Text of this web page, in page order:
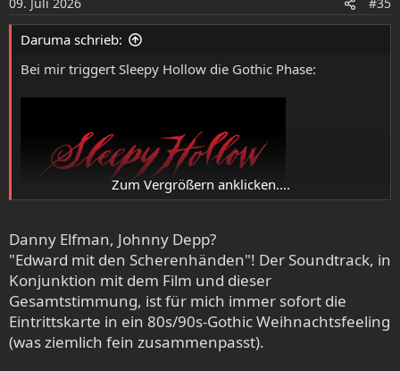
Vom Titelsong von Limahl habe ich erst als Erwachsener
gehört, der in der deutschen Version gar nicht vorkommt.
Ergo habe ich zu dem keinerlei emotionale Bindung.
Netter Popsong, mehr nicht.
Dass die amerikanische Version einen komplett andere
später erfahren. Die lässt mich ganz kalt.
Beim bekannten "Original" aus der Kindheit hingegen
bekomme ich schonmal feuchte Augen und kann mich
ganz mit Bastian identifizieren.
n
e
nDaruma schrieb:
Bei mir triggert Sleepy Hollow die Gothic Phase:
Zum Vergrößern anklicken....
Danny Elfman, Johnny Depp?
"Edward mit den Scherenhänden"! Der Soundtrack, in
Konjunktion mit dem Film und dieser
Gesamtstimmung, ist für mich immer sofort die
Eintrittskarte in ein 80s/90s-Gothic Weihnachtsfeeling
(was ziemlich fein zusammenpasst).